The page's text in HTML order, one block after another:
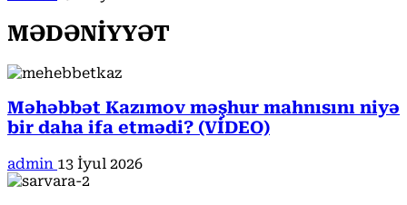
MƏDƏNİYYƏT
Məhəbbət Kazımov məşhur mahnısını niyə
bir daha ifa etmədi? (VİDEO)
admin 13 İyul 2026